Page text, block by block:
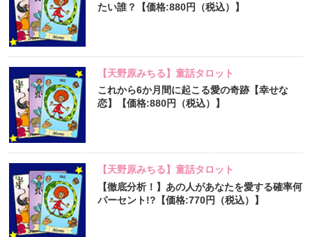
たい誰？【価格:880円（税込）】
【天野原みちる】童話タロット
これから6か月間に起こる愛の奇跡【幸せな
恋】【価格:880円（税込）】
【天野原みちる】童話タロット
【徹底分析！】あの人があなたを愛する確率何
パーセント!?【価格:770円（税込）】